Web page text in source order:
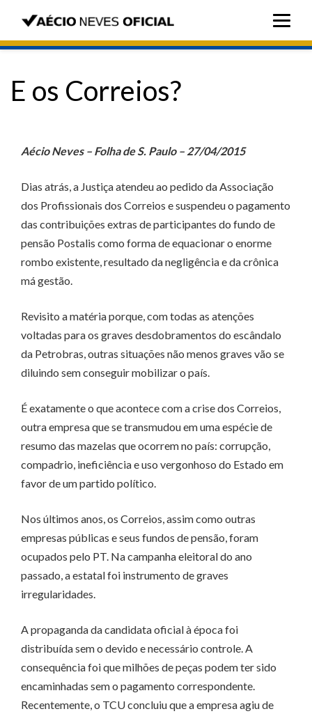
E os Correios?
Aécio Neves – Folha de S. Paulo – 27/04/2015
Dias atrás, a Justiça atendeu ao pedido da Associação
dos Profissionais dos Correios e suspendeu o pagamento
das contribuições extras de participantes do fundo de
pensão Postalis como forma de equacionar o enorme
rombo existente, resultado da negligência e da crônica
má gestão.
Revisito a matéria porque, com todas as atenções
voltadas para os graves desdobramentos do escândalo
da Petrobras, outras situações não menos graves vão se
diluindo sem conseguir mobilizar o país.
É exatamente o que acontece com a crise dos Correios,
outra empresa que se transmudou em uma espécie de
resumo das mazelas que ocorrem no país: corrupção,
compadrio, ineficiência e uso vergonhoso do Estado em
favor de um partido político.
Nos últimos anos, os Correios, assim como outras
empresas públicas e seus fundos de pensão, foram
ocupados pelo PT. Na campanha eleitoral do ano
passado, a estatal foi instrumento de graves
irregularidades.
A propaganda da candidata oficial à época foi
distribuída sem o devido e necessário controle. A
consequência foi que milhões de peças podem ter sido
encaminhadas sem o pagamento correspondente.
Recentemente, o TCU concluiu que a empresa agiu de